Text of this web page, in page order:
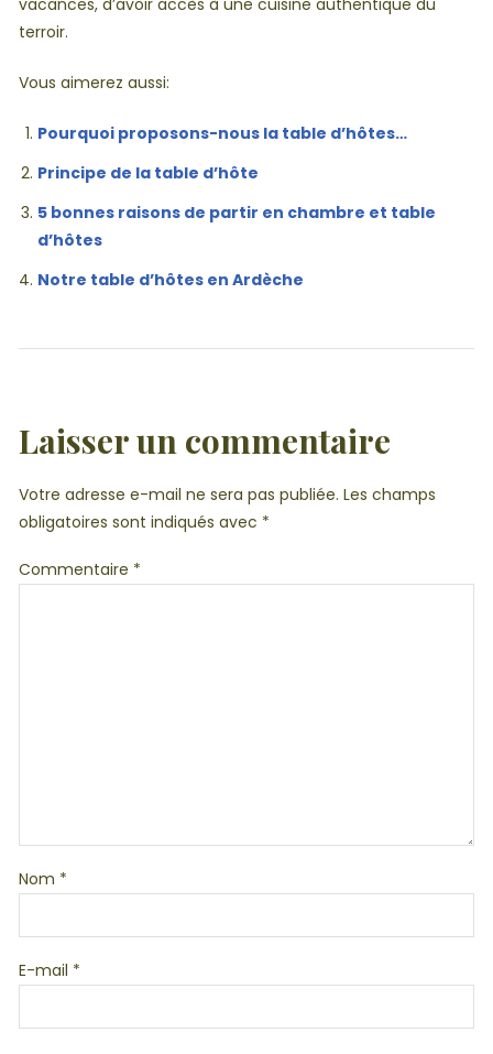
terroir.
Vous aimerez aussi:
Pourquoi proposons-nous la table d’hôtes…
Principe de la table d’hôte
5 bonnes raisons de partir en chambre et table
d’hôtes
Notre table d’hôtes en Ardèche
Laisser un commentaire
Votre adresse e-mail ne sera pas publiée. Les champs
obligatoires sont indiqués avec *
Commentaire *
Nom *
E-mail *